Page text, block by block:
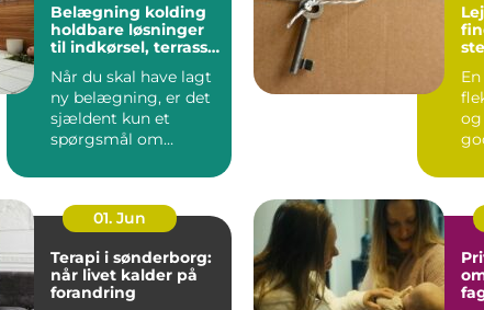
Belægning kolding
holdbare løsninger
til indkørsel, terrasse
Når du skal have lagt
ny belægning, er det
sjældent kun et
spørgsmål om
løsning ska...
01. Jun
Terapi i sønderborg:
når livet kalder på
forandring